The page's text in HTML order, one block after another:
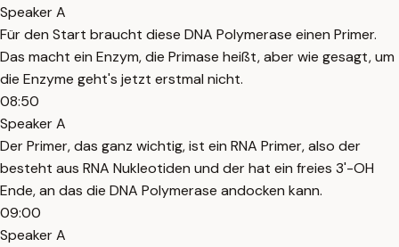
Speaker A
Für den Start braucht diese DNA Polymerase einen Primer.
Das macht ein Enzym, die Primase heißt, aber wie gesagt, um
die Enzyme geht's jetzt erstmal nicht.
08:50
Speaker A
Der Primer, das ganz wichtig, ist ein RNA Primer, also der
besteht aus RNA Nukleotiden und der hat ein freies 3'-OH
Ende, an das die DNA Polymerase andocken kann.
09:00
Speaker A